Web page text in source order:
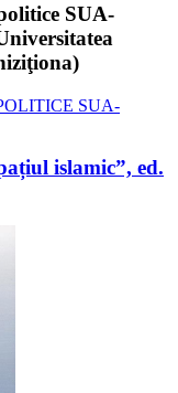
SUA-
islamic”, ed.